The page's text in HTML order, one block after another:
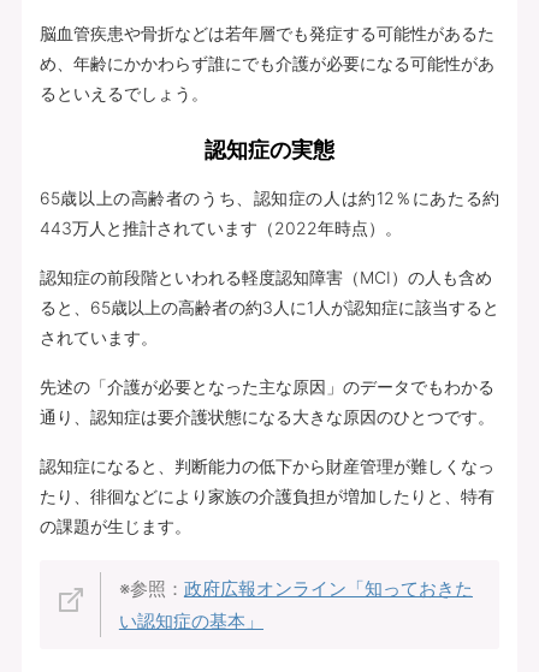
脳血管疾患や骨折などは若年層でも発症する可能性があるた
め、年齢にかかわらず誰にでも介護が必要になる可能性があ
るといえるでしょう。
認知症の実態
65歳以上の高齢者のうち、認知症の人は約12％にあたる約
443万人と推計されています（2022年時点）。
認知症の前段階といわれる軽度認知障害（MCI）の人も含め
ると、65歳以上の高齢者の約3人に1人が認知症に該当すると
されています。
先述の「介護が必要となった主な原因」のデータでもわかる
通り、認知症は要介護状態になる大きな原因のひとつです。
認知症になると、判断能力の低下から財産管理が難しくなっ
たり、徘徊などにより家族の介護負担が増加したりと、特有
の課題が生じます。
※参照： 政府広報オンライン「知っておきた
い認知症の基本」